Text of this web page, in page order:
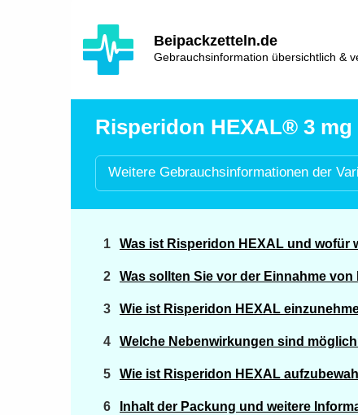
Beipackzetteln.de
Gebrauchsinformation übersichtlich &
Hlavní
navigace
Risperidon HEXAL® 3
Weitere Gebrauchsinformationen der
Was ist Risperidon HEXAL und wofür
Was sollten Sie vor der Einnahme
Wie ist Risperidon HEXAL
Welche Nebenwirkungen sind
Wie ist Risperidon HEXAL
Inhalt der Packung und weitere